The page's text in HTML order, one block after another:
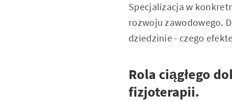
Specjalizacja w
rozwoju zawodowego.
dziedzinie - czego
Rola ciągłego
fizjoterapii.